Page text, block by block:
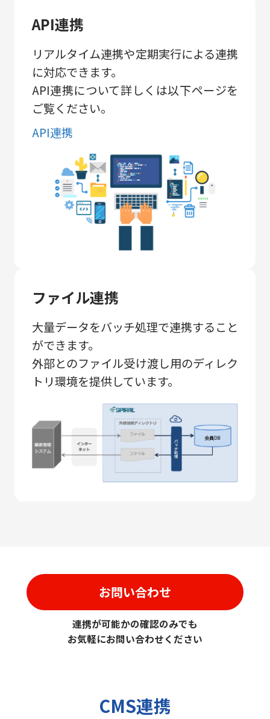
API連携
リアルタイム連携や定期実行による連携
に対応できます。
API連携について詳しくは以下ページを
ご覧ください。
API連携
ファイル連携
大量データをバッチ処理で連携すること
ができます。
外部とのファイル受け渡し用のディレク
トリ環境を提供しています。
お問い合わせ
連携が可能かの確認のみでも
お気軽にお問い合わせください
CMS連携